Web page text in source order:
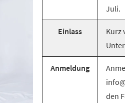
Juli.
Einlass
Kurz
Anmeldung
den